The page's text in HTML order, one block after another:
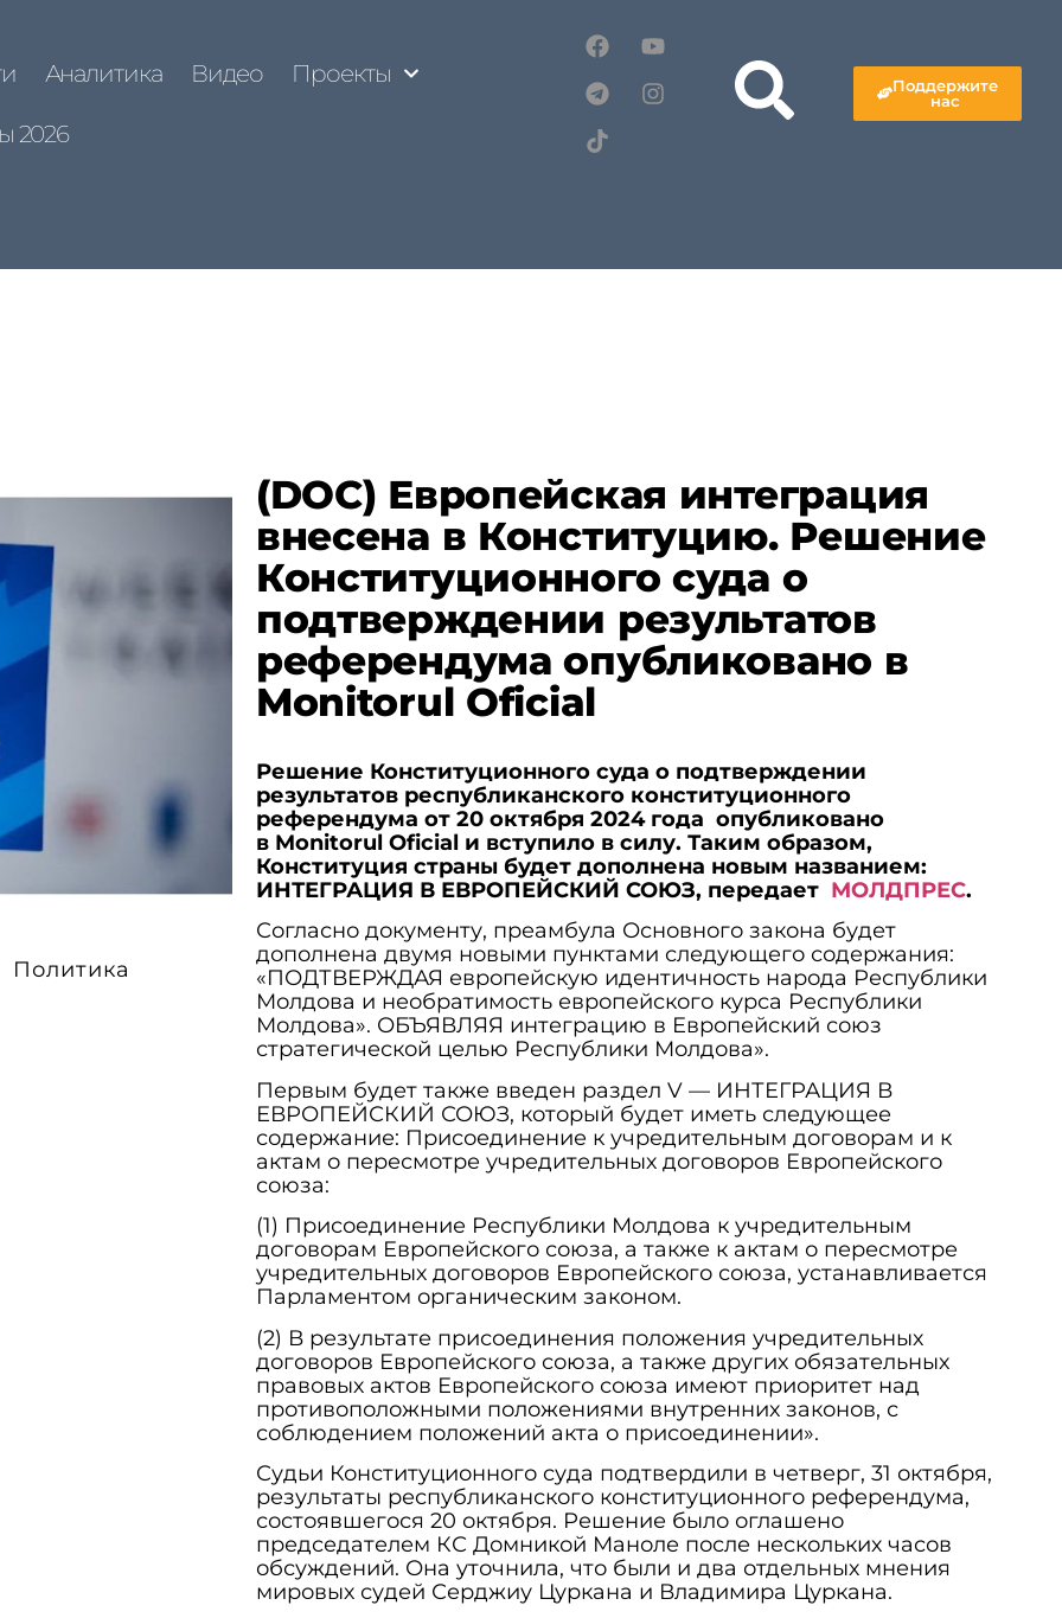
Аналитика Видео Проекты
2026
Поддержите
нас
Политика
(DOC) Европейская интеграция
внесена в Конституцию. Решение
Конституционного суда о
подтверждении результатов
референдума опубликовано в
Monitorul Oficial
Решение Конституционного суда о подтверждении
результатов республиканского конституционного
референдума от 20 октября 2024 года опубликовано
в Monitorul Oficial и вступило в силу. Таким образом,
Конституция страны будет дополнена новым названием:
ИНТЕГРАЦИЯ В ЕВРОПЕЙСКИЙ СОЮЗ, передает МОЛДПРЕС.
Согласно документу, преамбула Основного закона будет
дополнена двумя новыми пунктами следующего содержания:
«ПОДТВЕРЖДАЯ европейскую идентичность народа Республики
Молдова и необратимость европейского курса Республики
Молдова». ОБЪЯВЛЯЯ интеграцию в Европейский союз
стратегической целью Республики Молдова».
Первым будет также введен раздел V — ИНТЕГРАЦИЯ В
ЕВРОПЕЙСКИЙ СОЮЗ, который будет иметь следующее
содержание: Присоединение к учредительным договорам и к
актам о пересмотре учредительных договоров Европейского
союза:
(1) Присоединение Республики Молдова к учредительным
договорам Европейского союза, а также к актам о пересмотре
учредительных договоров Европейского союза, устанавливается
Парламентом органическим законом.
(2) В результате присоединения положения учредительных
договоров Европейского союза, а также других обязательных
правовых актов Европейского союза имеют приоритет над
противоположными положениями внутренних законов, с
соблюдением положений акта о присоединении».
Судьи Конституционного суда подтвердили в четверг, 31 октября,
результаты республиканского конституционного референдума,
состоявшегося 20 октября. Решение было оглашено
председателем КС Домникой Маноле после нескольких часов
обсуждений. Она уточнила, что были и два отдельных мнения
мировых судей Серджиу Цуркана и Владимира Цуркана.